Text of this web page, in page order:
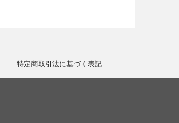
特定商取引法に基づく表記